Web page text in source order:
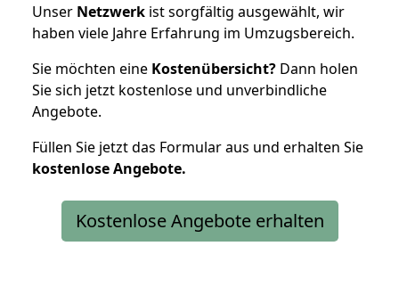
Unser Netzwerk ist sorgfältig ausgewählt, wir
haben viele Jahre Erfahrung im Umzugsbereich.
Sie möchten eine Kostenübersicht? Dann holen
Sie sich jetzt kostenlose und unverbindliche
Angebote.
Füllen Sie jetzt das Formular aus und erhalten Sie
kostenloseAngebote.
Kostenlose Angebote erhalten